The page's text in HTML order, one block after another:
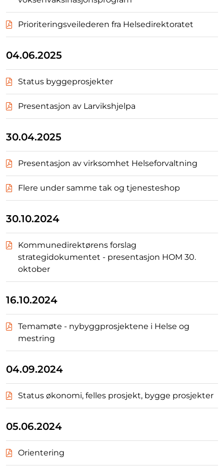
Prioriteringsveilederen fra Helsedirektoratet
04.06.2025
Status byggeprosjekter
Presentasjon av Larvikshjelpa
30.04.2025
Presentasjon av virksomhet Helseforvaltning
Flere under samme tak og tjenesteshop
30.10.2024
Kommunedirektørens forslag
strategidokumentet - presentasjon HOM 30.
oktober
16.10.2024
Temamøte - nybyggprosjektene i Helse og
mestring
04.09.2024
Status økonomi, felles prosjekt, bygge prosjekter
05.06.2024
Orientering